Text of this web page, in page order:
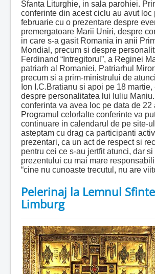
Sfanta Liturghie, in sala parohiei.
conferinte din acest ciclu au avut loc
februarie cu o prezentare despre
premergatoare Marii Uniri, despre
in care s-a gasit Romania in anii
Mondial, precum si despre
Ferdinand “Intregitorul”, a Reginei
patriarh al Romaniei, Patriarhul
precum si a prim-ministrului de
Ion I.C.Bratianu si apoi pe 18
despre personalitatea lui Iuliu
conferinta va avea loc pe data de 22
Programul celorlalte conferinte va
continuare in calendarul de pe site-
asteptam cu drag ca participanti
prezentari, ca un act de respect si
pentru cei ce s-au jertfit atunci, dar
prezentului cu mai mare
“cine nu cunoaste trecutul, nu are
Pelerinaj la Lemnul
Limburg